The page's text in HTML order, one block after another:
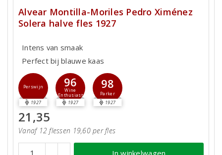
Alvear Montilla-Moriles Pedro Ximénez
Solera halve fles 1927
Intens van smaak
Perfect bij blauwe kaas
Perswijn
1927
96
Wine
Enthusiast
1927
98
Parker
1927
21,35
Vanaf 12 flessen 19,60 per fles
In winkelwagen